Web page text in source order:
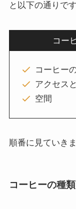
と以下の通りです
コー
コーヒー
アクセス
空間
順番に見ていき
コーヒーの種類